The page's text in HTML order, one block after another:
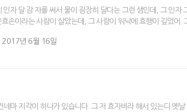
인자 달 감 자를 써서 물이 굉장히 달다는 그런 샘인데, 그 인
손이라는 사람이 살았는데, 그 사람이 워낙에 효행이 깊었어
2017년 6월 16일
마 지각이 하나가 있습니다. 그 저 효자비라 해서 있는디 옛